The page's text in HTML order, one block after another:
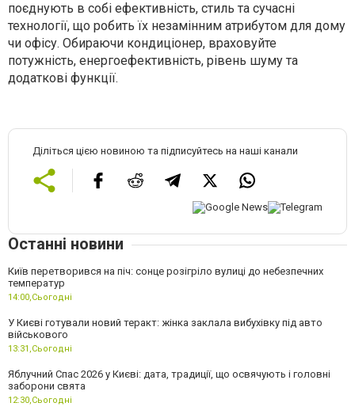
поєднують в собі ефективність, стиль та сучасні
технології, що робить їх незамінним атрибутом для дому
чи офісу. Обираючи кондиціонер, враховуйте
потужність, енергоефективність, рівень шуму та
додаткові функції.
Діліться цією новиною та підписуйтесь на наші канали
Останні новини
Київ перетворився на піч: сонце розігріло вулиці до небезпечних
температур
14:00, Сьогодні
У Києві готували новий теракт: жінка заклала вибухівку під авто
військового
13:31, Сьогодні
Яблучний Спас 2026 у Києві: дата, традиції, що освячують і головні
заборони свята
12:30, Сьогодні